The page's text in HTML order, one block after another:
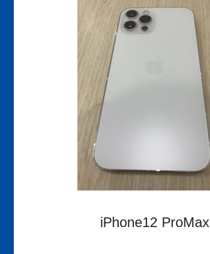
iPhone12 ProMax